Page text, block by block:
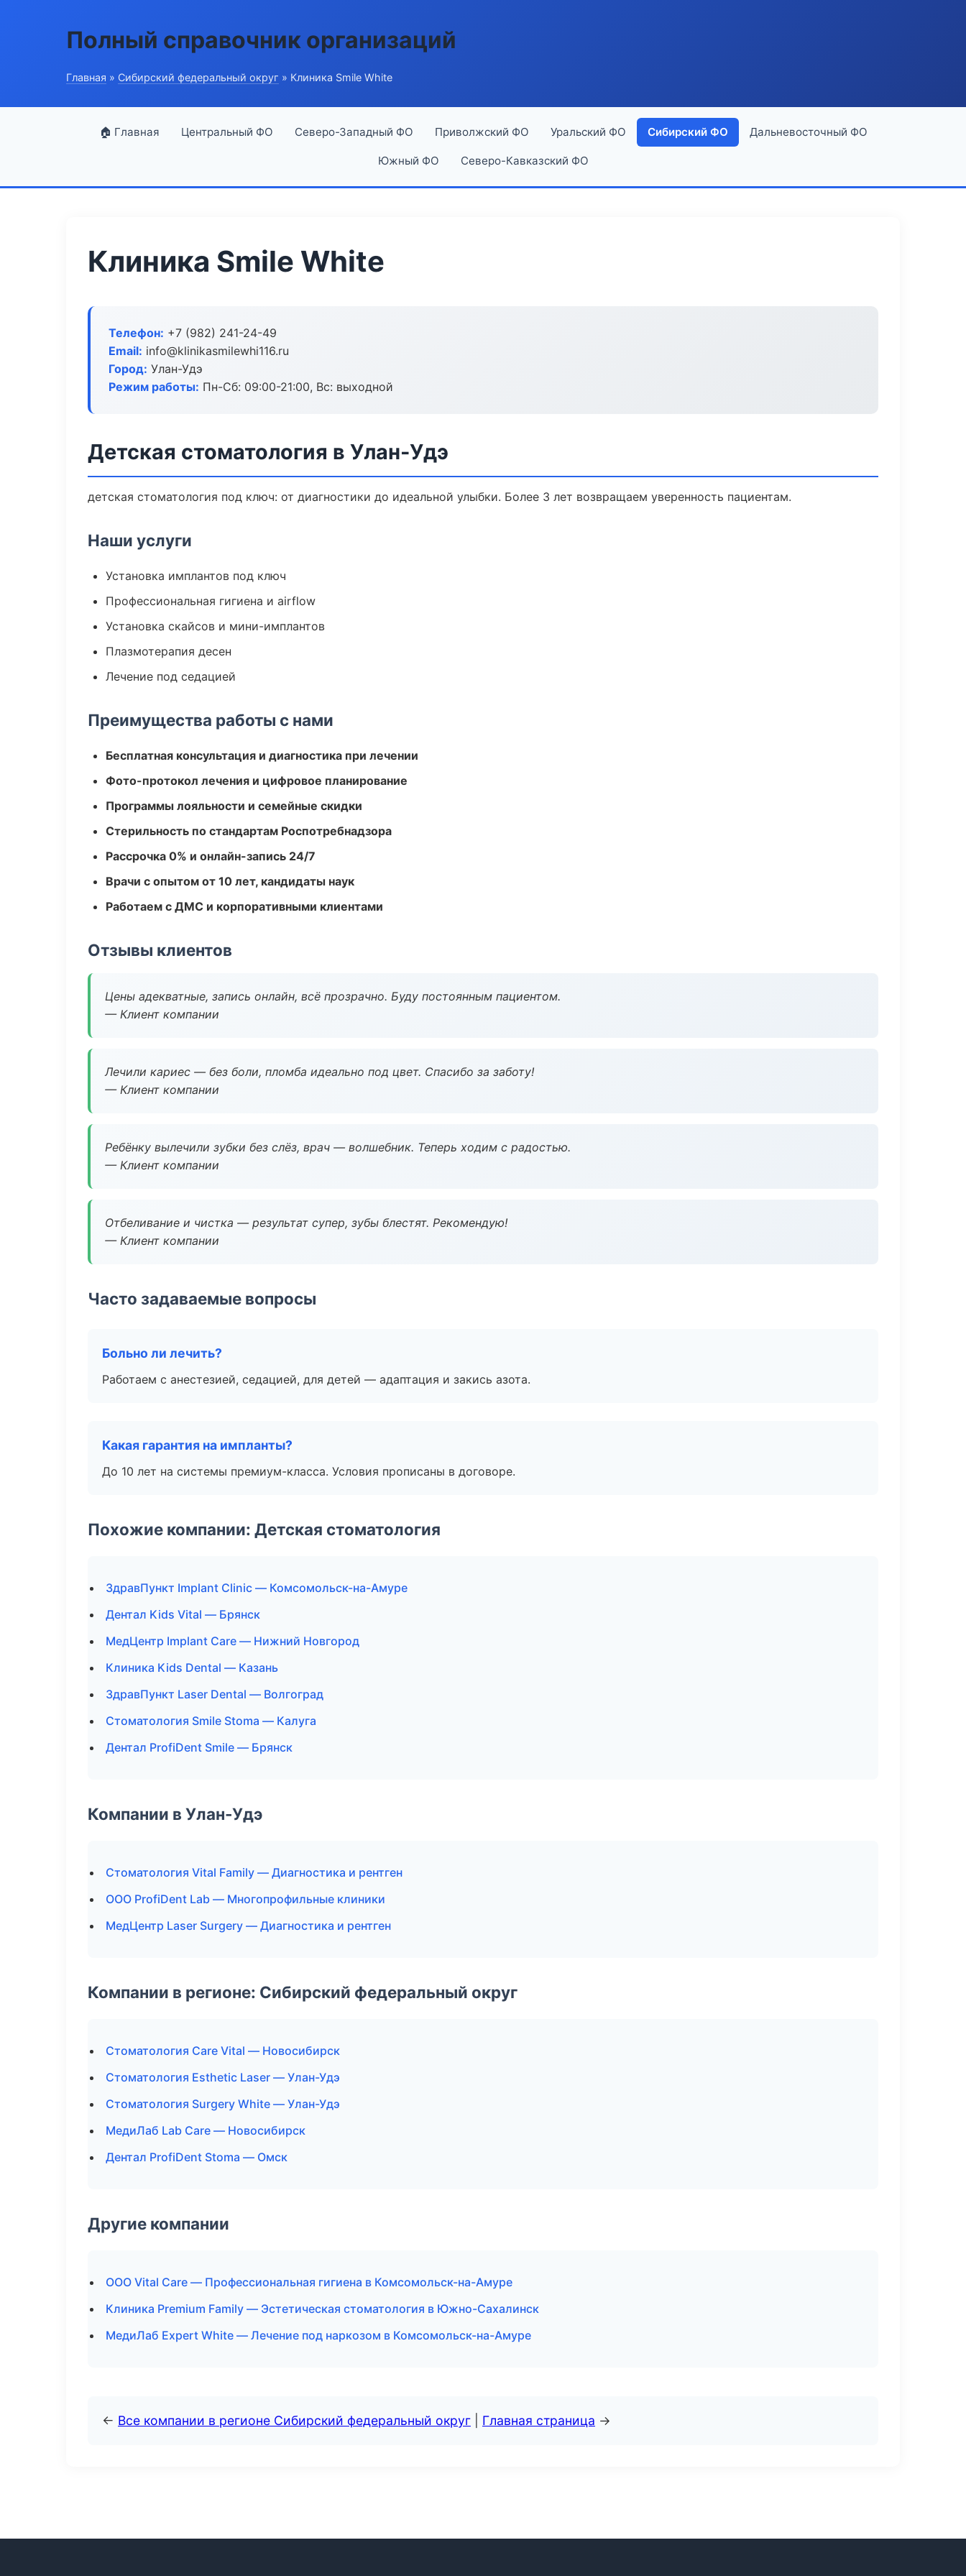
Полный справочник организаций
Главная » Сибирский федеральный округ » Клиника Smile White
🏠 Главная Центральный ФО Северо-Западный ФО Приволжский ФО Уральский ФО Сибирский ФО Дальневосточный ФО
Южный ФО Северо-Кавказский ФО
Клиника Smile White
Телефон: +7 (982) 241-24-49
Email: info@klinikasmilewhi116.ru
Город: Улан-Удэ
Режим работы: Пн-Сб: 09:00-21:00, Вс: выходной
Детская стоматология в Улан-Удэ
детская стоматология под ключ: от диагностики до идеальной улыбки. Более 3 лет возвращаем уверенность пациентам.
Наши услуги
Установка имплантов под ключ
Профессиональная гигиена и airflow
Установка скайсов и мини-имплантов
Плазмотерапия десен
Лечение под седацией
Преимущества работы с нами
Бесплатная консультация и диагностика при лечении
Фото-протокол лечения и цифровое планирование
Программы лояльности и семейные скидки
Стерильность по стандартам Роспотребнадзора
Рассрочка 0% и онлайн-запись 24/7
Врачи с опытом от 10 лет, кандидаты наук
Работаем с ДМС и корпоративными клиентами
Отзывы клиентов
Цены адекватные, запись онлайн, всё прозрачно. Буду постоянным пациентом.
— Клиент компании
Лечили кариес — без боли, пломба идеально под цвет. Спасибо за заботу!
— Клиент компании
Ребёнку вылечили зубки без слёз, врач — волшебник. Теперь ходим с радостью.
— Клиент компании
Отбеливание и чистка — результат супер, зубы блестят. Рекомендую!
— Клиент компании
Часто задаваемые вопросы
Больно ли лечить?
Работаем с анестезией, седацией, для детей — адаптация и закись азота.
Какая гарантия на импланты?
До 10 лет на системы премиум-класса. Условия прописаны в договоре.
Похожие компании: Детская стоматология
ЗдравПункт Implant Clinic — Комсомольск-на-Амуре
Дентал Kids Vital — Брянск
МедЦентр Implant Care — Нижний Новгород
Клиника Kids Dental — Казань
ЗдравПункт Laser Dental — Волгоград
Стоматология Smile Stoma — Калуга
Дентал ProfiDent Smile — Брянск
Компании в Улан-Удэ
Стоматология Vital Family — Диагностика и рентген
ООО ProfiDent Lab — Многопрофильные клиники
МедЦентр Laser Surgery — Диагностика и рентген
Компании в регионе: Сибирский федеральный округ
Стоматология Care Vital — Новосибирск
Стоматология Esthetic Laser — Улан-Удэ
Стоматология Surgery White — Улан-Удэ
МедиЛаб Lab Care — Новосибирск
Дентал ProfiDent Stoma — Омск
Другие компании
ООО Vital Care — Профессиональная гигиена в Комсомольск-на-Амуре
Клиника Premium Family — Эстетическая стоматология в Южно-Сахалинск
МедиЛаб Expert White — Лечение под наркозом в Комсомольск-на-Амуре
← Все компании в регионе Сибирский федеральный округ Главная страница →